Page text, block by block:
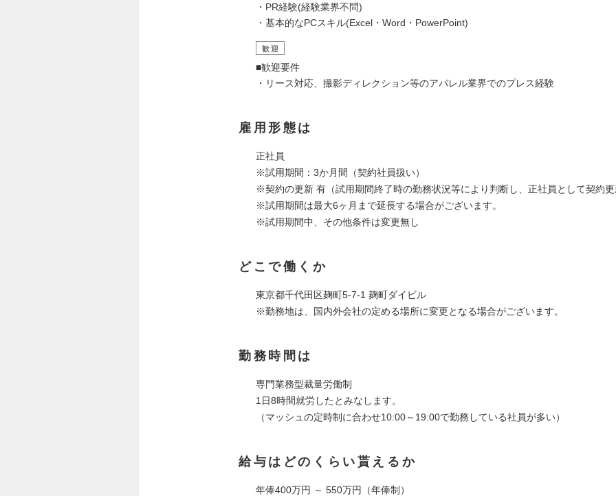
・PR経験(経験業界不問)
・基本的なPCスキル(Excel・Word・PowerPoint)
歓迎
■歓迎要件
・リース対応、撮影ディレクション等のアパレル業界でのプレス経験
雇用形態は
正社員
※試用期間：3か月間（契約社員扱い）
※契約の更新 有（試用期間終了時の勤務状況等により判断し、正社員として契約
※試用期間は最大6ヶ月まで延長する場合がございます。
※試用期間中、その他条件は変更無し
どこで働くか
東京都千代田区麹町5-7-1 麹町ダイビル
※勤務地は、国内外会社の定める場所に変更となる場合がございます。
勤務時間は
専門業務型裁量労働制
1日8時間就労したとみなします。
（マッシュの定時制に合わせ10:00～19:00で勤務している社員が多い）
給与はどのくらい貰えるか
年俸400万円 ～ 550万円（年俸制）